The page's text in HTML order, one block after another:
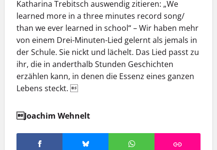
Katharina Trebitsch auswendig zitieren: „We
learned more in a three minutes record song/
than we ever learned in school“ – Wir haben mehr
von einem Drei-Minuten-Lied gelernt als jemals in
der Schule. Sie nickt und lächelt. Das Lied passt zu
ihr, die in anderthalb Stunden Geschichten
erzählen kann, in denen die Essenz eines ganzen
Lebens steckt. 
Joachim Wehnelt